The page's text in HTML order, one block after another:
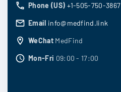
Phone (US) +1-505-750-3867
Email info@medfind.link
WeChat MedFind
Mon-Fri 09:00 - 17:00